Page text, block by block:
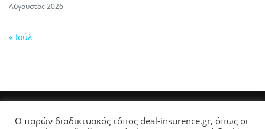
Αύγουστος 2026
« Ιούλ
Ο παρών διαδικτυακός τόπος deal-insurence.gr, όπως οι